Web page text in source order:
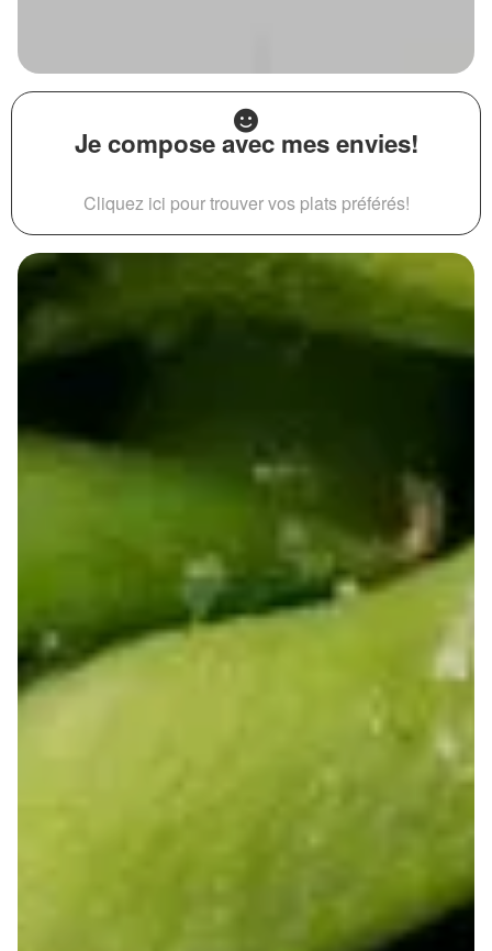
Je compose avec mes envies!
Cliquez ici pour trouver vos plats préférés!